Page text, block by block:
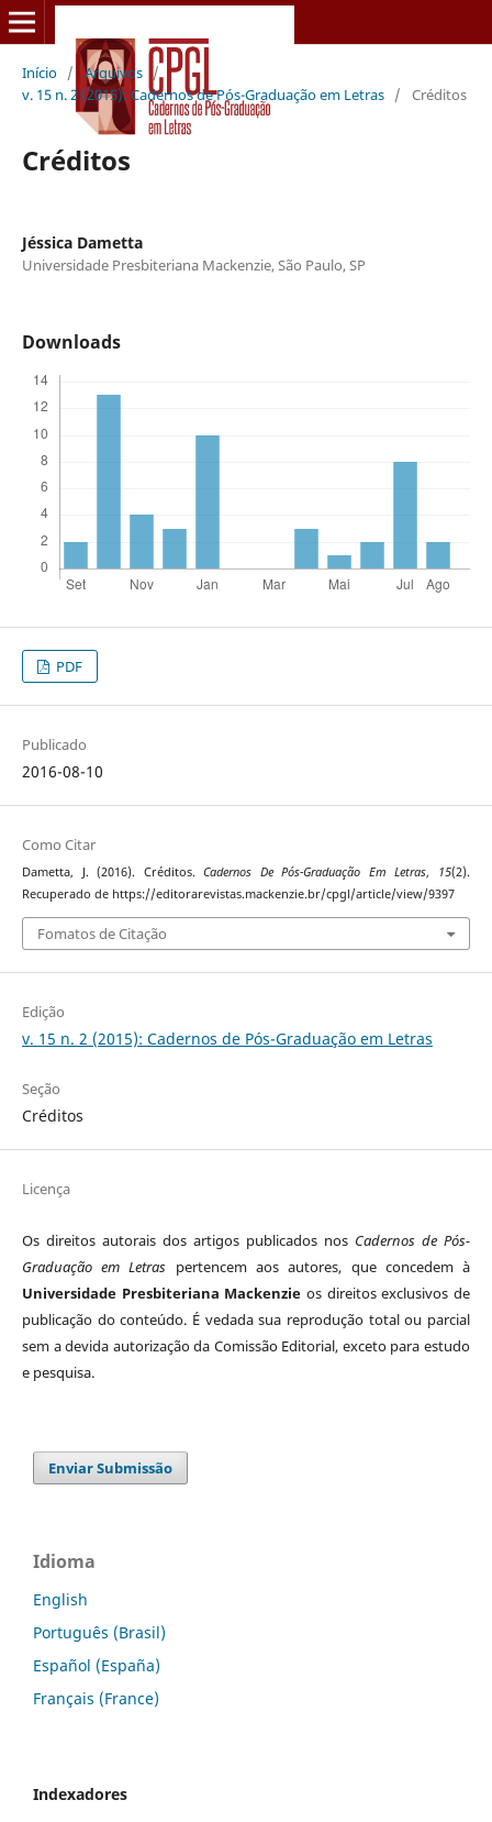
Início / Arquivos /
v. 15 n. 2 (2015): Cadernos de Pós-Graduação em Letras / Créditos
Créditos
Jéssica Dametta
Universidade Presbiteriana Mackenzie, São Paulo, SP
Downloads
PDF
Publicado
2016-08-10
Como Citar
Dametta, J. (2016). Créditos.Cadernos De Pós-Graduação Em Letras, 15(2).
Recuperado de https://editorarevistas.mackenzie.br/cpgl/article/view/9397
Fomatos de Citação
Edição
v. 15 n. 2 (2015): Cadernos de Pós-Graduação em Letras
Seção
Créditos
Licença
Os direitos autorais dos artigos publicados nos Cadernos de Pós-
Graduação em Letras pertencem aos autores, que concedem à
Universidade Presbiteriana Mackenzie os direitos exclusivos de
publicação do conteúdo. É vedada sua reprodução total ou parcial
sem a devida autorização da Comissão Editorial, exceto para estudo
e pesquisa.
Enviar Submissão
Idioma
English
Português (Brasil)
Español (España)
Français (France)
Indexadores